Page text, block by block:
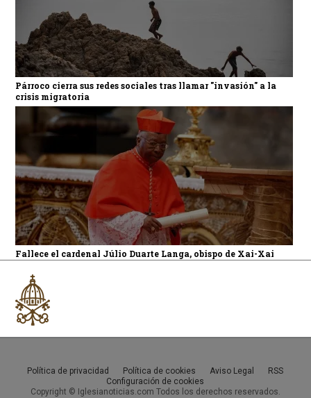
Párroco cierra sus redes sociales tras llamar "invasión" a la
crisis migratoria
Fallece el cardenal Júlio Duarte Langa, obispo de Xai-Xai
Política de privacidad Política de cookies Aviso Legal
RSS
Configuración de cookies
Copyright © Iglesianoticias.com Todos los derechos reservados.